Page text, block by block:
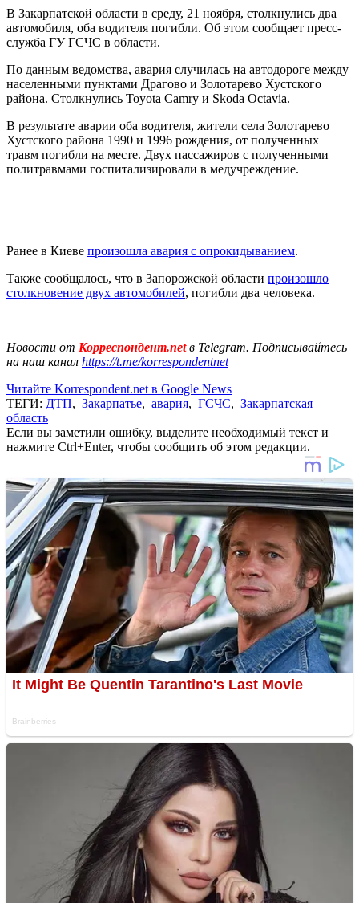
В Закарпатской области в среду, 21 ноября, столкнулись два
автомобиля, оба водителя погибли. Об этом сообщает пресс-
служба ГУ ГСЧС в области.
По данным ведомства, авария случилась на автодороге между
населенными пунктами Драгово и Золотарево Хустского
района. Столкнулись Toyota Camry и Skoda Octavia.
В результате аварии оба водителя, жители села Золотарево
Хустского района 1990 и 1996 рождения, от полученных
травм погибли на месте. Двух пассажиров с полученными
политравмами госпитализировали в медучреждение.
Ранее в Киеве произошла авария с опрокидыванием.
Также сообщалось, что в Запорожской области произошло
столкновение двух автомобилей, погибли два человека.
Новости от Корреспондент.netв Telegram. Подписывайтесь
на наш канал https://t.me/korrespondentnet
Читайте Korrespondent.net в Google News
ТЕГИ: ДТП, Закарпатье, авария, ГСЧС, Закарпатская
область
Если вы заметили ошибку, выделите необходимый текст и
нажмите Ctrl+Enter, чтобы сообщить об этом редакции.